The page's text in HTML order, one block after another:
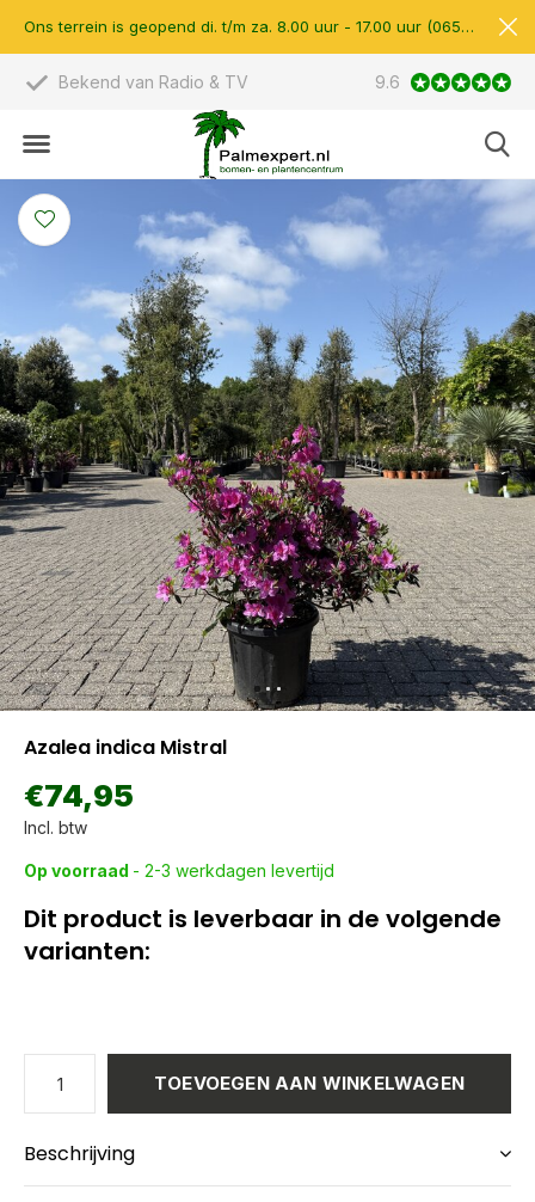
Scherpe prijzen & eigen import
9.6
Ons terrein is geopend di. t/m za. 8.00 uur - 17.00 uur (0657510597)
Azalea indica Mistral
€74,95
Incl. btw
Op voorraad - 2-3 werkdagen levertijd
Dit product is leverbaar in de volgende
varianten:
TOEVOEGEN AAN WINKELWAGEN
Beschrijving